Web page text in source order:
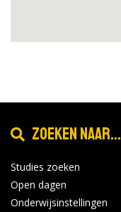
Zoeken naar...
Studies zoeken
Open dagen
Onderwijsinstellingen